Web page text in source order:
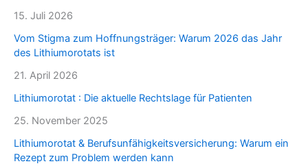
15. Juli 2026
Vom Stigma zum Hoffnungsträger: Warum 2026 das Jahr
des Lithiumorotats ist
21. April 2026
Lithiumorotat : Die aktuelle Rechtslage für Patienten
25. November 2025
Lithiumorotat & Berufsunfähigkeitsversicherung: Warum ein
Rezept zum Problem werden kann